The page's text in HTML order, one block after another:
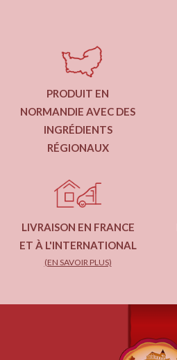
PRODUIT EN
NORMANDIE AVEC DES
INGRÉDIENTS
RÉGIONAUX
LIVRAISON EN FRANCE
ET À L'INTERNATIONAL
(EN SAVOIR PLUS)